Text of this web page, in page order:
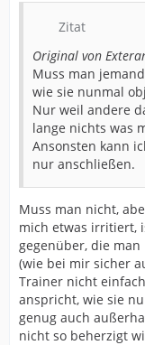
Zitat
Original von
Muss man
wie sie nunmal
Nur weil andere
lange nichts was
Ansonsten kann
nur anschließen.
Muss man nicht,
mich etwas irritiert,
gegenüber, die
(wie bei mir sicher
Trainer nicht
anspricht, wie sie
genug auch
nicht so beherzigt